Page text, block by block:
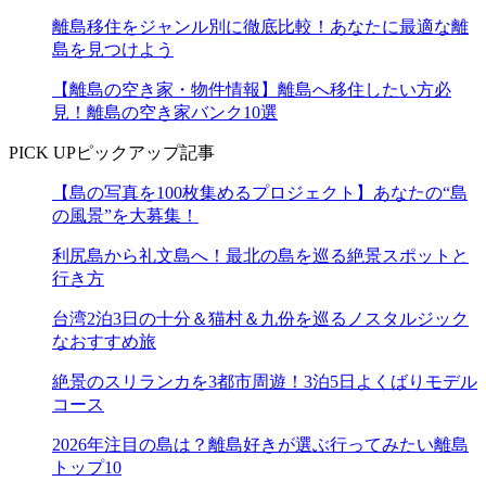
離島移住をジャンル別に徹底比較！あなたに最適な離
島を見つけよう
【離島の空き家・物件情報】離島へ移住したい方必
見！離島の空き家バンク10選
PICK UPピックアップ記事
【島の写真を100枚集めるプロジェクト】あなたの“島
の風景”を大募集！
利尻島から礼文島へ！最北の島を巡る絶景スポットと
行き方
台湾2泊3日の十分＆猫村＆九份を巡るノスタルジック
なおすすめ旅
絶景のスリランカを3都市周遊！3泊5日よくばりモデル
コース
2026年注目の島は？離島好きが選ぶ行ってみたい離島
トップ10